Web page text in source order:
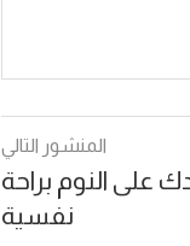
المنشور التالي
على النوم براحة
نفسية